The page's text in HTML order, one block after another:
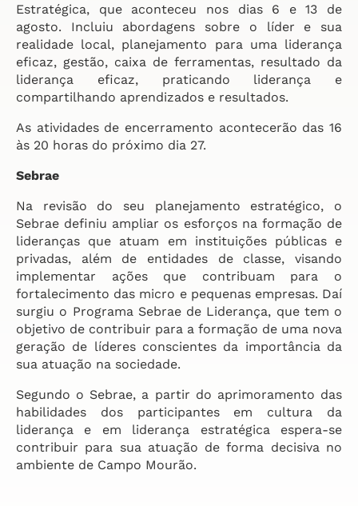
Estratégica, que aconteceu nos dias 6 e 13 de
agosto. Incluiu abordagens sobre o líder e sua
realidade local, planejamento para uma liderança
eficaz, gestão, caixa de ferramentas, resultado da
liderança eficaz, praticando liderança e
compartilhando aprendizados e resultados.
As atividades de encerramento acontecerão das 16
às 20 horas do próximo dia 27.
Sebrae
Na revisão do seu planejamento estratégico, o
Sebrae definiu ampliar os esforços na formação de
lideranças que atuam em instituições públicas e
privadas, além de entidades de classe, visando
implementar ações que contribuam para o
fortalecimento das micro e pequenas empresas. Daí
surgiu o Programa Sebrae de Liderança, que tem o
objetivo de contribuir para a formação de uma nova
geração de líderes conscientes da importância da
sua atuação na sociedade.
Segundo o Sebrae, a partir do aprimoramento das
habilidades dos participantes em cultura da
liderança e em liderança estratégica espera-se
contribuir para sua atuação de forma decisiva no
ambiente de Campo Mourão.